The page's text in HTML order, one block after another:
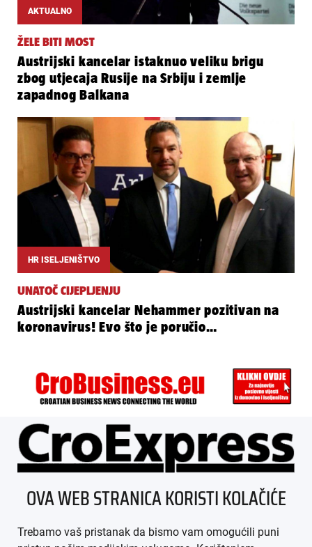
AKTUALNO
ŽELE BITI MOST
Austrijski kancelar istaknuo veliku brigu
zbog utjecaja Rusije na Srbiju i zemlje
zapadnog Balkana
HR ISELJENIŠTVO
UNATOČ CIJEPLJENJU
Austrijski kancelar Nehammer pozitivan na
koronavirus! Evo što je poručio…
ÜBER UNS
IMPRESSUM
AGB
OVA WEB STRANICA KORISTI KOLAČIĆE
Trebamo vaš pristanak da bismo vam omogućili puni